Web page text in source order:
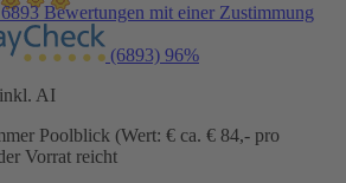
Bewertungen mit einer Zustimmung
(6893) 96%
AI
Poolblick (Wert: € ca. € 84,- pro
Vorrat reicht